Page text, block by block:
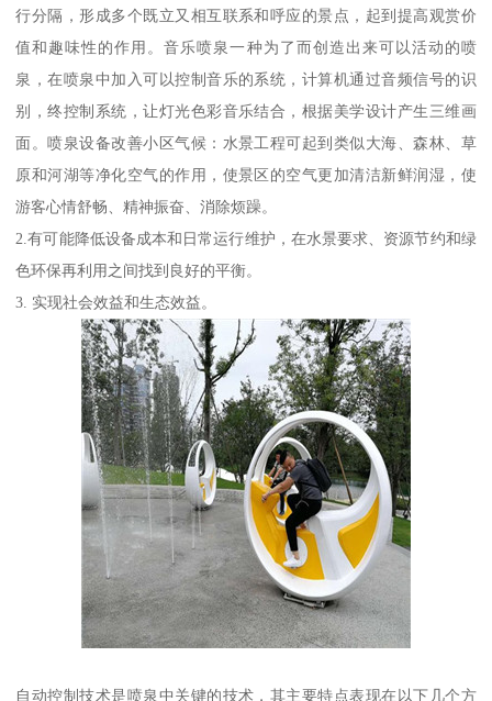
行分隔，形成多个既立又相互联系和呼应的景点，起到提高观赏价
值和趣味性的作用。音乐喷泉一种为了而创造出来可以活动的喷
泉，在喷泉中加入可以控制音乐的系统，计算机通过音频信号的识
别，终控制系统，让灯光色彩音乐结合，根据美学设计产生三维画
面。喷泉设备改善小区气候：水景工程可起到类似大海、森林、草
原和河湖等净化空气的作用，使景区的空气更加清洁新鲜润湿，使
游客心情舒畅、精神振奋、消除烦躁。
2.有可能降低设备成本和日常运行维护，在水景要求、资源节约和绿
色环保再利用之间找到良好的平衡。
3. 实现社会效益和生态效益。
自动控制技术是喷泉中关键的技术，其主要特点表现在以下几个方